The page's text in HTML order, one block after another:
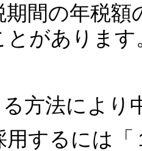
期間の年税
とがあります
方法により
用するには